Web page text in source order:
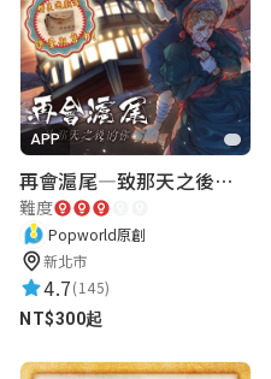
APP
再會滬尾—致那天之後的你｜淡水老街實境遊戲｜實體遊戲盒
難度
Popworld原創
新北市
4.7(145)
NT$300起